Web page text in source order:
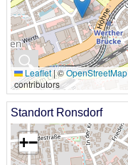
🔍
Leaflet|©OpenStreetMap
contributors
Standort Ronsdorf
+−